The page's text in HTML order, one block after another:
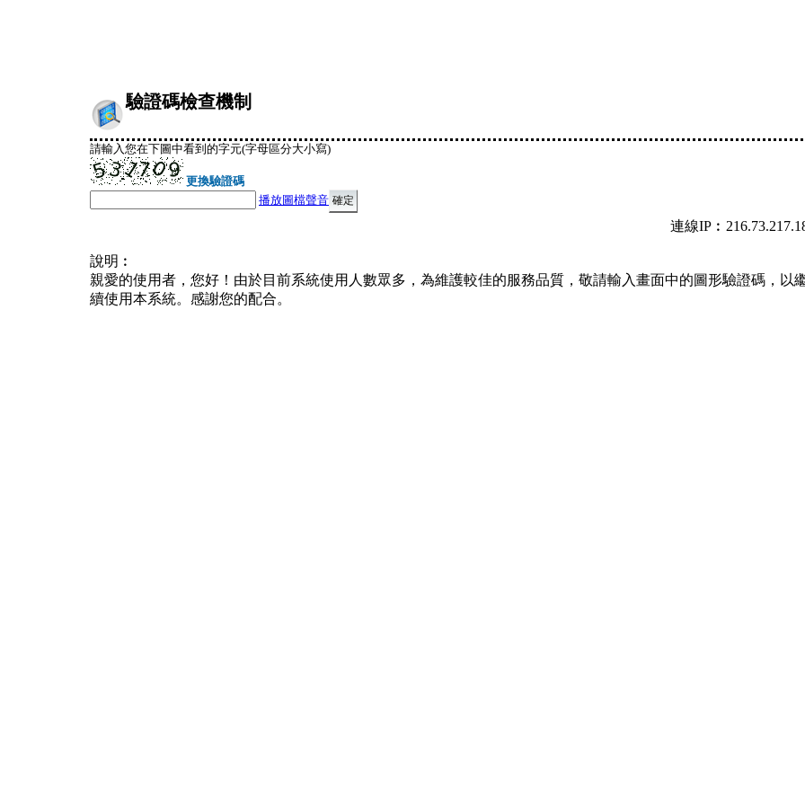
驗證碼檢查機制
請輸入您在下圖中看到的字元(字母區分大小寫)
更換驗證碼
播放圖檔聲音
連線
說明︰
親愛的使用者，您好！由於目前系統使用人數眾多，為維護較佳的服務品質，敬請輸入畫面中的圖形驗證碼，以
續使用本系統。感謝您的配合。